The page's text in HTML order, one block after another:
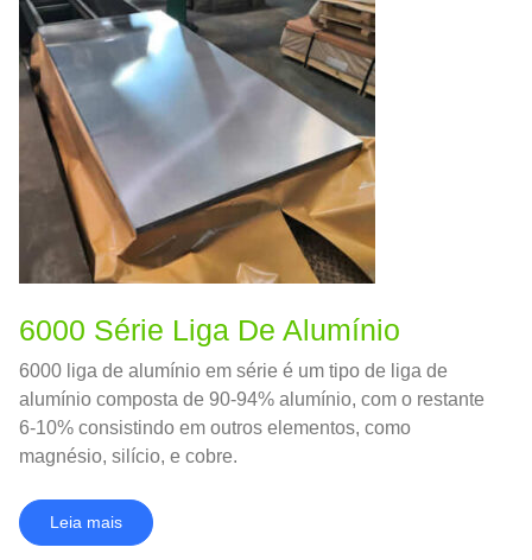
6000 Série Liga De Alumínio
6000 liga de alumínio em série é um tipo de liga de
alumínio composta de 90-94% alumínio, com o restante
6-10% consistindo em outros elementos, como
magnésio, silício, e cobre.
Leia mais